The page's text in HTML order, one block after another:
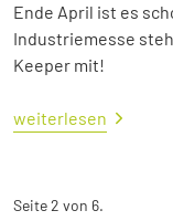
Ende April ist es
Industriemesse
Keeper mit!
weiterlesen
Seite 2 von 6.